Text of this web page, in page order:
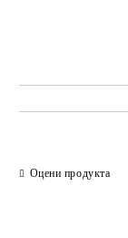
Оцени продукта